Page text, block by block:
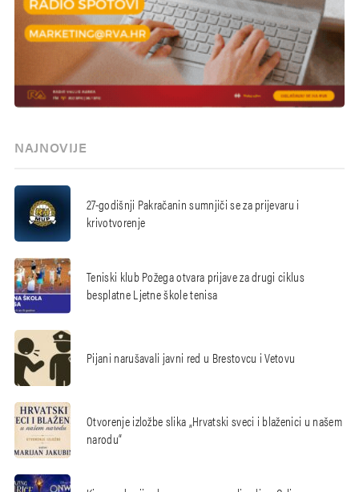
NAJNOVIJE
27-godišnji Pakračanin sumnjiči se za prijevaru i
krivotvorenje
Teniski klub Požega otvara prijave za drugi ciklus
besplatne Ljetne škole tenisa
Pijani narušavali javni red u Brestovcu i Vetovu
Otvorenje izložbe slika „Hrvatski sveci i blaženici u našem
narodu“